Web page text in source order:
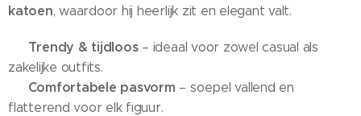
katoen, waardoor hij heerlijk zit en elegant valt.
Trendy & tijdloos– ideaal voor zowel casual als
zakelijke outfits.
Comfortabele pasvorm – soepel vallend en
flatterend voor elk figuur.